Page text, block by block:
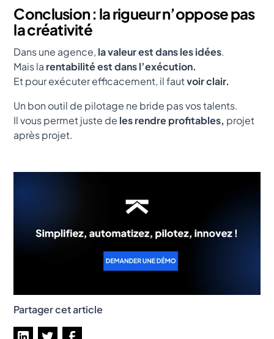
Conclusion : la rigueur n’oppose pas
la créativité
Dans une agence, la valeur est dans les idées.
Mais la rentabilité est dans l’exécution.
Et pour exécuter efficacement, il fautvoir clair.
Un bon outil de pilotage ne bride pas vos talents.
Il vous permet juste de les rendre profitables, projet
après projet.
Partager cet article